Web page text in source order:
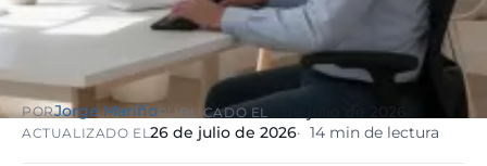
Evolución
Digital
Automatización,
IA aplicada,
Sanidad y
clínicas
hospitales
RGPD reforzado,
PORJorge MariñoPUBLICADO EL 6 de julio de 2026
ACTUALIZADO EL26 de julio de 2026 14 min de lectura